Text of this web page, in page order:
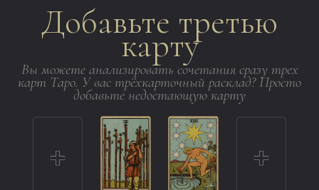
Добавьте третью
карту
Вы можете анализировать сочетания сразу трех
карт Таро. У вас трёхкарточный расклад? Просто
добавьте недостающую карту